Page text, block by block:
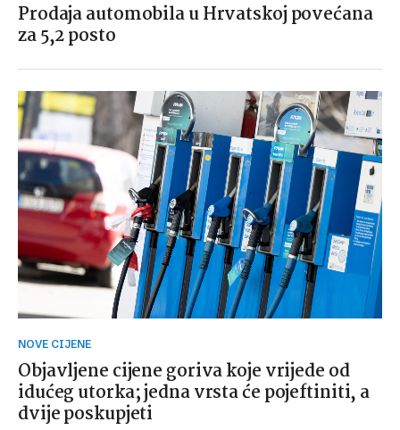
Prodaja automobila u Hrvatskoj povećana
za 5,2 posto
NOVE CIJENE
Objavljene cijene goriva koje vrijede od
idućeg utorka; jedna vrsta će pojeftiniti, a
dvije poskupjeti